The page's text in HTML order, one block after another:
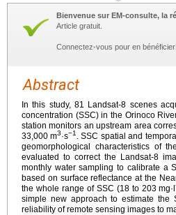
Bienvenue sur EM-consulte, la
Article gratuit.
Connectez-vous pour en bénéficier!
Abstract
In this study, 81 Landsat-8 scenes
concentration (SSC) in the Orinoco
station monitors an upstream area
33,000 m3·s−1
. SSC spatial and
geomorphological characteristics of
evaluated to correct the Landsat-8
monthly water sampling to calibrate a
based on surface reflectance at the
the whole range of SSC (18 to 203 mg·l
simple new approach to estimate the
reliability of remote sensing images to